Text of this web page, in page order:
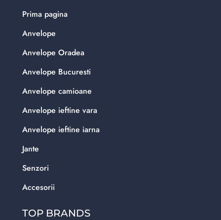
Prima pagina
Anvelope
Anvelope Oradea
Anvelope Bucuresti
Anvelope camioane
Anvelope ieftine vara
Anvelope ieftine iarna
Jante
Senzori
Accesorii
TOP BRANDS